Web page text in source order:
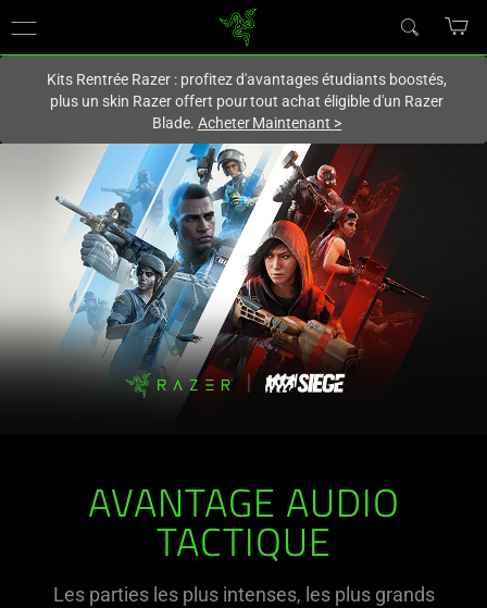
Vous êtes actuellement sur le site
Kits Rentrée Razer : profitez d'avantages étudiants boostés,
plus un skin Razer offert pour tout achat éligible d'un Razer
Blade. Acheter Maintenant >
Razer
Siege
Special
AVANTAGE AUDIO
TACTIQUE
Les parties les plus intenses, les plus grands